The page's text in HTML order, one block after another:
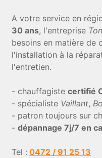
A votre service en
30 ans, l'entreprise
besoins en matière de
l'installation à la
l'entretien.
- chauffagistecertifié
- spécialiste Vaillant,
- patron toujours sur
-dépannage 7j/7 en
Tel : 0472 / 91 25 13